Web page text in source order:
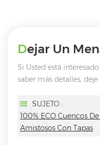
Dejar Un
Si Usted está
saber más detalles,
puedamos.
SUJETO :
100% ECO Cuencos
Amistosos Con Tapas